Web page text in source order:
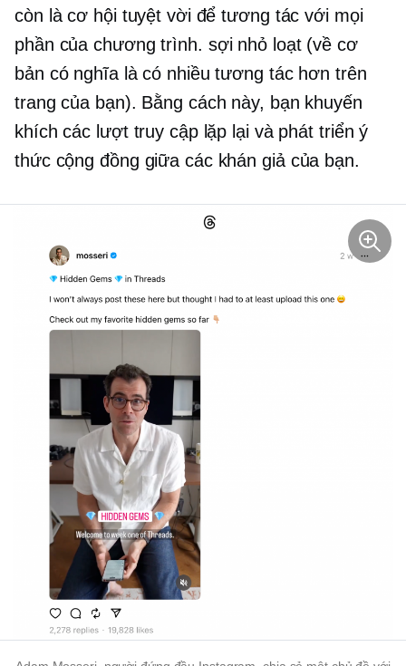
còn là cơ hội tuyệt vời để tương tác với mọi
phần của chương trình. sợi nhỏ loạt (về cơ
bản có nghĩa là có nhiều tương tác hơn trên
trang của bạn). Bằng cách này, bạn khuyến
khích các lượt truy cập lặp lại và phát triển ý
thức cộng đồng giữa các khán giả của bạn.